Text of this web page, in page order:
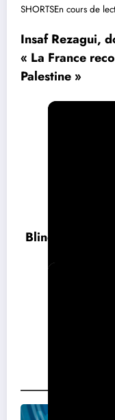
SHORTSEn cours de
Insaf Rezagui,
« La France
Palestine »
Blindés,